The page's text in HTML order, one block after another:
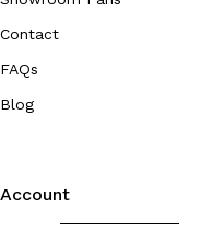
Contact
FAQs
Blog
Account